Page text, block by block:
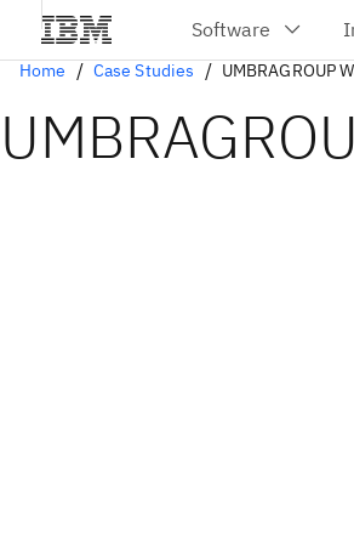
Home Case Studies UMBRAGROUP